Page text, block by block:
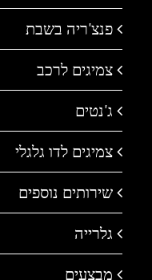
פנצ'ריה בשבת
צמיגים לרכב
ג'נטים
צמיגים לדו גלגלי
שירותים נוספים
גלרייה
מבצעים